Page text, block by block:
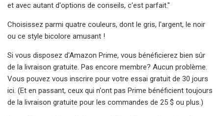
et avec autant d'options de conseils, c'est parfait."
Choisissez parmi quatre couleurs, dont le gris, l'argent, le noir
ou ce style bicolore amusant !
Si vous disposez d'Amazon Prime, vous bénéficierez bien sûr
de la livraison gratuite. Pas encore membre? Aucun problème.
Vous pouvez vous inscrire pour votre essai gratuit de 30 jours
ici. (Et en passant, ceux qui n'ont pas Prime bénéficient toujours
de la livraison gratuite pour les commandes de 25 $ ou plus.)